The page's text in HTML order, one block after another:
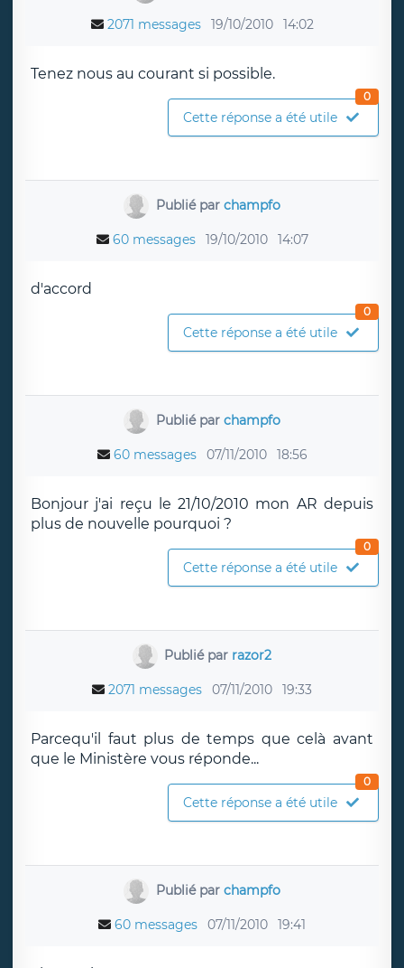
2071 messages 19/10/2010 14:02
Tenez nous au courant si possible.
Cette réponse a été utile
0
Publié par champfo
60 messages 19/10/2010 14:07
d'accord
Cette réponse a été utile
0
Publié par champfo
60 messages 07/11/2010 18:56
Bonjour j'ai reçu le 21/10/2010 mon AR depuis
plus de nouvelle pourquoi ?
Cette réponse a été utile
0
Publié par razor2
2071 messages 07/11/2010 19:33
Parcequ'il faut plus de temps que celà avant
que le Ministère vous réponde...
Cette réponse a été utile
0
Publié par champfo
60 messages 07/11/2010 19:41